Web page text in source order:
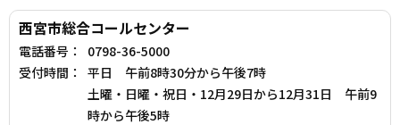
西宮市総合コールセンター
電話番号：
0798-36-5000
受付時間：
平日 午前8時30分から午後7時
土曜・日曜・祝日・12月29日から12月31日 午前9
時から午後5時